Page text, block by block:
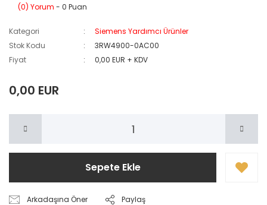
(0) Yorum - 0 Puan
Kategori
Siemens Yardımcı Ürünler
Stok Kodu
3RW4900-0AC00
Fiyat
0,00 EUR + KDV
0,00 EUR
Sepete Ekle
Arkadaşına Öner Paylaş